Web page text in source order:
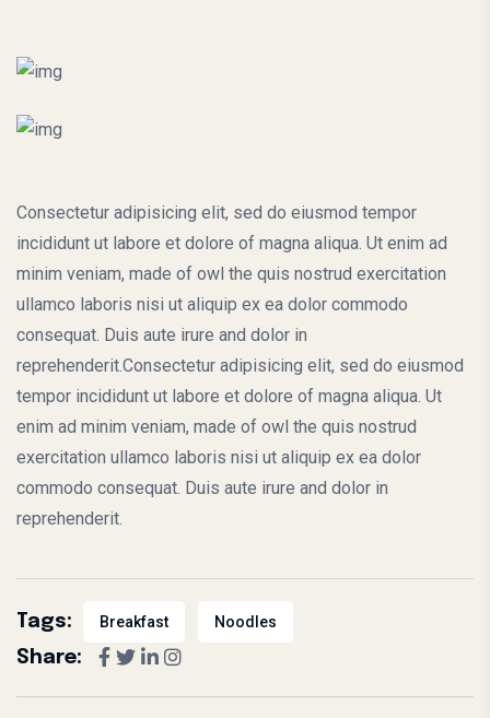
Consectetur adipisicing elit, sed do eiusmod tempor
incididunt ut labore et dolore of magna aliqua. Ut enim ad
minim veniam, made of owl the quis nostrud exercitation
ullamco laboris nisi ut aliquip ex ea dolor commodo
consequat. Duis aute irure and dolor in
reprehenderit.Consectetur adipisicing elit, sed do eiusmod
tempor incididunt ut labore et dolore of magna aliqua. Ut
enim ad minim veniam, made of owl the quis nostrud
exercitation ullamco laboris nisi ut aliquip ex ea dolor
commodo consequat. Duis aute irure and dolor in
reprehenderit.
Tags: Breakfast Noodles
Share: